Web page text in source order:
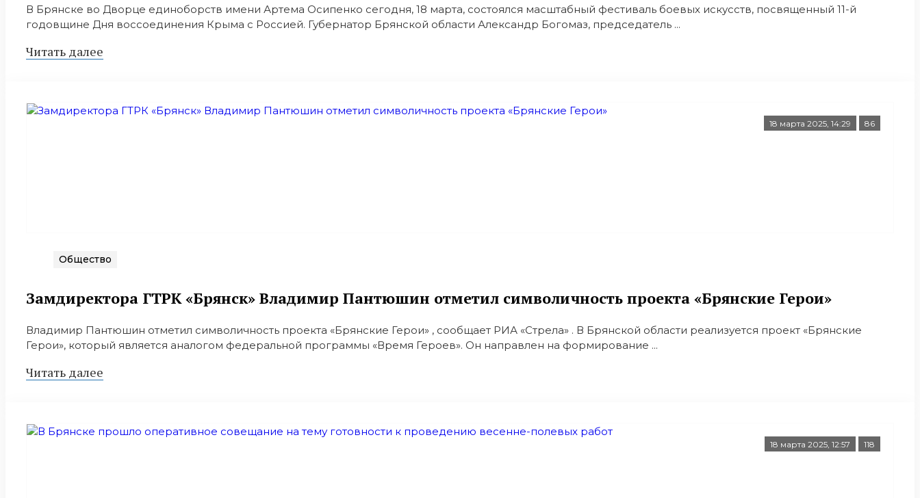
В Брянске во Дворце единоборств имени Артема Осипенко сегодня, 18 марта, состоялся масштабный фестиваль боевых искусств, посвященный 11-й
годовщине Дня воссоединения Крыма с Россией. Губернатор Брянской области Александр Богомаз, председатель ...
Читать далее
18 марта 2025, 14:29 86
Общество
Замдиректора ГТРК «Брянск» Владимир Пантюшин отметил символичность проекта «Брянские Герои»
Владимир Пантюшин отметил символичность проекта «Брянские Герои» , сообщает РИА «Стрела» . В Брянской области реализуется проект «Брянские
Герои», который является аналогом федеральной программы «Время Героев». Он направлен на формирование ...
Читать далее
18 марта 2025, 12:57 118